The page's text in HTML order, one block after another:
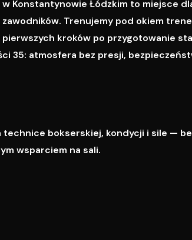
w Konstantynowie Łódzkim to miejsce
Trenujemy pod okiem
kroków po przygotowanie
35: atmosfera bez presji,
technice bokserskiej, kondycji i sile —
wsparciem na sali.